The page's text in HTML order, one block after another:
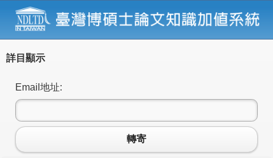
詳目顯示
Email地址:
轉寄